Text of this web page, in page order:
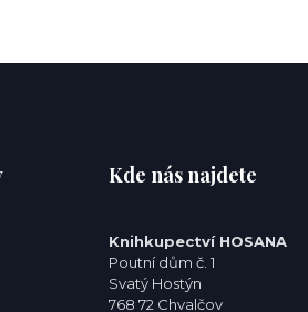
Kde nás najdete
Knihkupectví HOSANA
Poutní dům č. 1
Svatý Hostýn
768 72 Chvalčov